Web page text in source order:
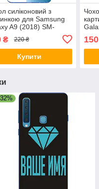
силіконовий з
для Samsung
A9 (2018) SM-
₴ 220 ₴
Купити
150